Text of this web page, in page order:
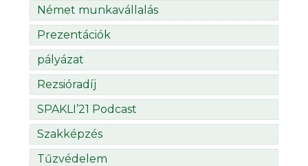
Német munkavállalás
Prezentációk
pályázat
Rezsióradíj
SPAKLI’21 Podcast
Szakképzés
Tűzvédelem